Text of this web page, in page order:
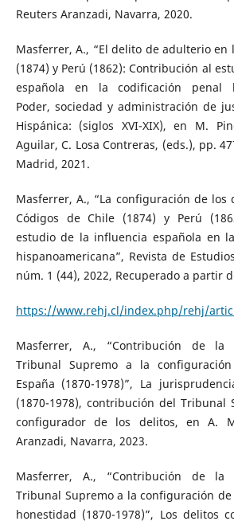
Reuters Aranzadi, Navarra, 2020.
Masferrer, A., “El delito de adulterio en
(1874) y Perú (1862): Contribución al
española en la codificación penal
Poder, sociedad y administración de
Hispánica: (siglos XVI-XIX), en M.
Aguilar, C. Losa Contreras, (eds.), pp.
Madrid, 2021.
Masferrer, A., “La configuración de los
Códigos de Chile (1874) y Perú
estudio de la influencia española en
hispanoamericana”, Revista de
núm. 1 (44), 2022, Recuperado a partir
https://www.rehj.cl/index.php/rehj/
Masferrer, A., “Contribución de la
Tribunal Supremo a la
España (1870-1978)”, La
(1870-1978), contribución del Tribunal
configurador de los delitos, en A.
Aranzadi, Navarra, 2023.
Masferrer, A., “Contribución de la
Tribunal Supremo a la configuración
honestidad (1870-1978)”, Los delitos